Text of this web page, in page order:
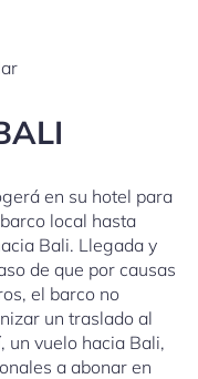
en su hotel para
local hasta
Bali. Llegada y
de que por causas
el barco no
un traslado al
un vuelo hacia Bali,
a abonar en